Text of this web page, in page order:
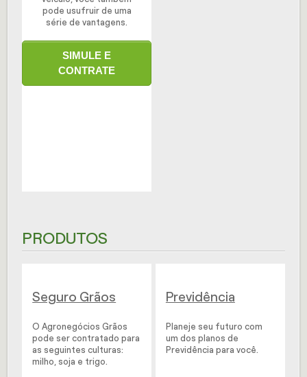
pode usufruir de uma
série de vantagens.
SIMULE E
CONTRATE
PRODUTOS
Seguro Grãos
O Agronegócios Grãos
pode ser contratado para
as seguintes culturas:
milho, soja e trigo.
Previdência
Planeje seu futuro com
um dos planos de
Previdência para você.